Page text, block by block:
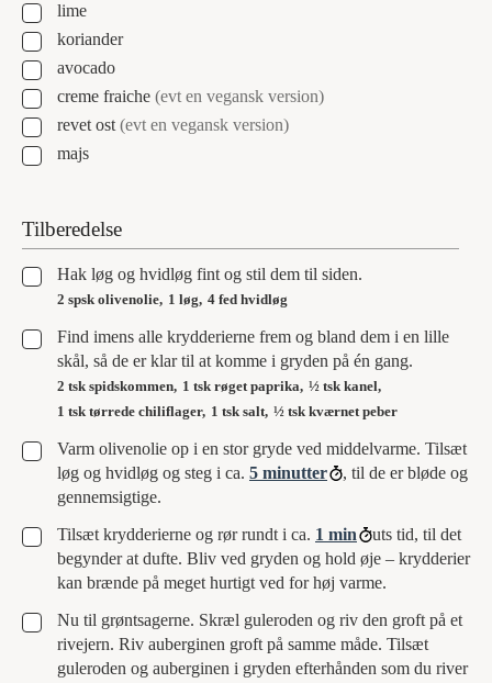
▢
lime
▢
koriander
▢
avocado
▢
creme fraiche (evt en vegansk version)
▢
revet ost (evt en vegansk version)
▢
majs
Tilberedelse
▢
Hak løg og hvidløg fint og stil dem til siden.
2 spsk olivenolie, 1 løg, 4 fed hvidløg
▢
Find imens alle krydderierne frem og bland dem i en lille
skål, så de er klar til at komme i gryden på én gang.
2 tsk spidskommen, 1 tsk røget paprika, ½ tsk kanel,
1 tsk tørrede chiliflager, 1 tsk salt, ½ tsk kværnet peber
▢
Varm olivenolie op i en stor gryde ved middelvarme. Tilsæt
løg og hvidløg og steg i ca. 5 minutter
, til de er bløde og
gennemsigtige.
▢
Tilsæt krydderierne og rør rundt i ca. 1 min
uts tid, til det
begynder at dufte. Bliv ved gryden og hold øje – krydderier
kan brænde på meget hurtigt ved for høj varme.
▢
Nu til grøntsagerne. Skræl guleroden og riv den groft på et
rivejern. Riv auberginen groft på samme måde. Tilsæt
guleroden og auberginen i gryden efterhånden som du river